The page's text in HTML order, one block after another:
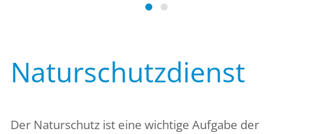
Wasserwacht Bayern
Naturschutzdienst
Der Naturschutz ist eine wichtige Aufgabe der